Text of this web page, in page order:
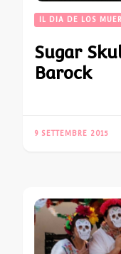
IL DIA DE LOS
Sugar
Barock
9 SETTEMBRE 2015